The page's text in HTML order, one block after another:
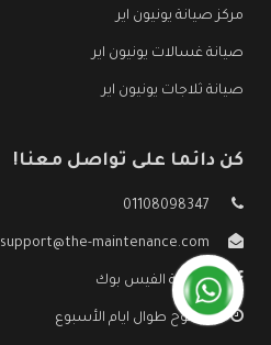
مركز صيانة يونيون اير
صيانة غسالات يونيون اير
صيانة ثلاجات يونيون اير
كن دائما على تواصل معنا!
01108098347
support@the-maintenance.com
صفحة الفيس بوك
مفتوح طوال ايام الأسبوع